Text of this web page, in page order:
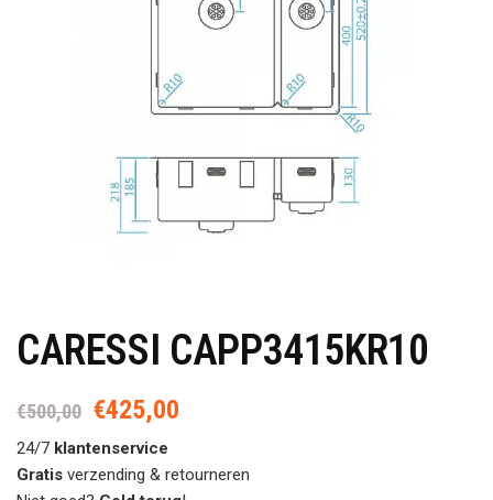
CARESSI CAPP3415KR10
€500,00 Oorspronkelijke
was:
€500,00.
€425,00
€425,00.
24/7 klantenservice
Gratis verzending & retourneren